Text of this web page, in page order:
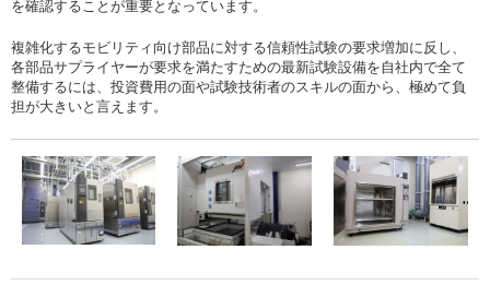
を確認することが重要となっています。
複雑化するモビリティ向け部品に対する信頼性試験の要求増加に反し、
各部品サプライヤーが要求を満たすための最新試験設備を自社内で全て
整備するには、投資費用の面や試験技術者のスキルの面から、極めて負
担が大きいと言えます。